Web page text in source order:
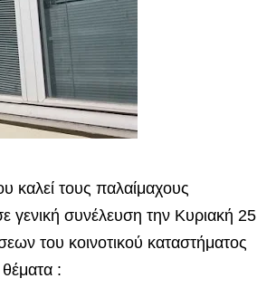
καλεί τους παλαίμαχους
γενική συνέλευση την Κυριακή 25
του κοινοτικού καταστήματος
: